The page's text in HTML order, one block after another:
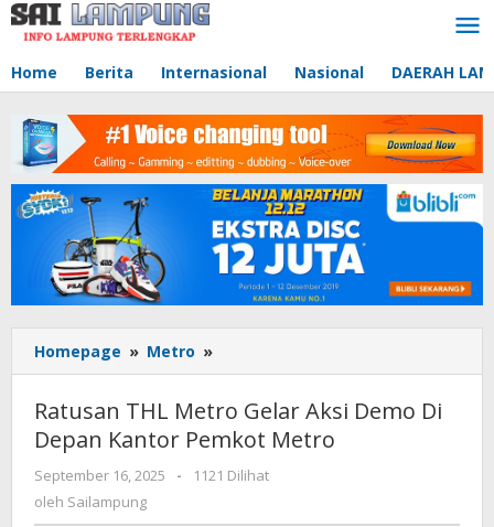
Lewati
Home Berita Internasional Nasional DAERAH
Homepage » Metro »
THL
Gelar
Aksi
Demo
Ratusan THL Metro Gelar Aksi Demo Di
Depan Kantor Pemkot Metro
September 16, 2025
oleh
-
1121 Dilihat
oleh Sailampung